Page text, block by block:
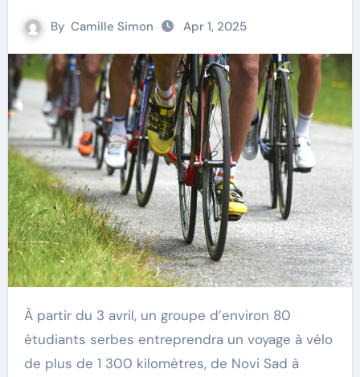
By Camille Simon Apr 1, 2025
À partir du 3 avril, un groupe d’environ 80
étudiants serbes entreprendra un voyage à vélo
de plus de 1 300 kilomètres, de Novi Sad à